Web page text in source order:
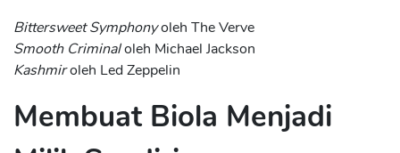
Bittersweet Symphonyoleh The Verve
Smooth Criminaloleh Michael Jackson
Kashmiroleh Led Zeppelin
Membuat Biola Menjadi